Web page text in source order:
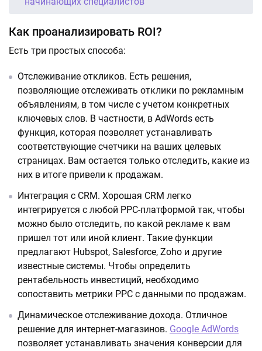
Как проанализировать ROI?
Есть три простых способа:
Отслеживание откликов. Есть решения,
позволяющие отслеживать отклики по рекламным
объявлениям, в том числе с учетом конкретных
ключевых слов. В частности, в AdWords есть
функция, которая позволяет устанавливать
соответствующие счетчики на ваших целевых
страницах. Вам остается только отследить, какие из
них в итоге привели к продажам.
Интеграция с CRM. Хорошая CRM легко
интегрируется с любой РРС-платформой так, чтобы
можно было отследить, по какой рекламе к вам
пришел тот или иной клиент. Такие функции
предлагают Hubspot, Salesforce, Zoho и другие
известные системы. Чтобы определить
рентабельность инвестиций, необходимо
сопоставить метрики PPC с данными по продажам.
Динамическое отслеживание дохода. Отличное
решение для интернет-магазинов. Google AdWords
позволяет устанавливать значения конверсии для